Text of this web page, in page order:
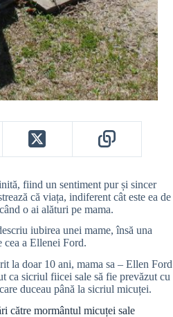
fiind un sentiment pur și sincer
că viața, indiferent cât este ea de
o ai alături pe mama.
iubirea unei mame, însă una
cea a Ellenei Ford.
la doar 10 ani, mama sa – Ellen Ford
ca sicriul fiicei sale să fie prevăzut cu
duceau până la sicriul micuței.
către mormântul micuței sale